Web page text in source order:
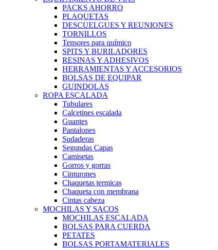
PACKS AHORRO
PLAQUETAS
DESCUELGUES Y REUNIONES
TORNILLOS
Tensores para químico
SPITS Y BURILADORES
RESINAS Y ADHESIVOS
HERRAMIENTAS Y ACCESORIOS
BOLSAS DE EQUIPAR
GUINDOLAS
ROPA ESCALADA
Tubulares
Calcetines escalada
Guantes
Pantalones
Sudaderas
Segundas Capas
Camisetas
Gorros y gorras
Cinturones
Chaquetas termicas
Chaqueta con membrana
Cintas cabeza
MOCHILAS Y SACOS
MOCHILAS ESCALADA
BOLSAS PARA CUERDA
PETATES
BOLSAS PORTAMATERIALES